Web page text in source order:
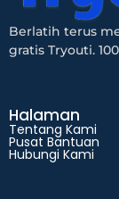
Berlatih terus
gratis Tryouti.
Halaman
Tentang Kami
Pusat Bantuan
Hubungi Kami